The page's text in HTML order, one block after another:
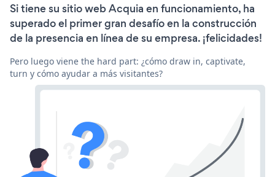
Si tiene su sitio web Acquia en funcionamiento, ha
superado el primer gran desafío en la construcción
de la presencia en línea de su empresa. ¡felicidades!
Pero luego viene the hard part: ¿cómo draw in, captivate,
turn y cómo ayudar a más visitantes?